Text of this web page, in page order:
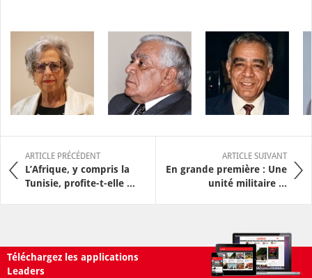
ARTICLE PRÉCÉDENT
L’Afrique, y compris la
Tunisie, profite-t-elle ...
ARTICLE SUIVANT
En grande première : Une
unité militaire ...
Téléchargez les applications
Leaders